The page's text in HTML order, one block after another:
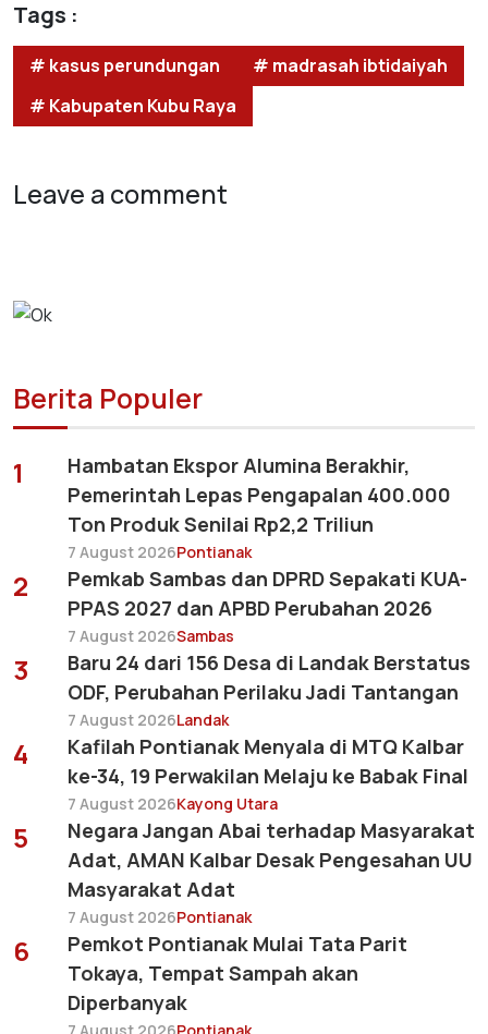
Tags :
# kasus perundungan
# madrasah ibtidaiyah
# Kabupaten Kubu Raya
Leave a comment
Berita Populer
1
Hambatan Ekspor Alumina Berakhir,
Pemerintah Lepas Pengapalan 400.000
Ton Produk Senilai Rp2,2 Triliun
7 August 2026Pontianak
2
Pemkab Sambas dan DPRD Sepakati KUA-
PPAS 2027 dan APBD Perubahan 2026
7 August 2026Sambas
3
Baru 24 dari 156 Desa di Landak Berstatus
ODF, Perubahan Perilaku Jadi Tantangan
7 August 2026Landak
4
Kafilah Pontianak Menyala di MTQ Kalbar
ke-34, 19 Perwakilan Melaju ke Babak Final
7 August 2026Kayong Utara
5
Negara Jangan Abai terhadap Masyarakat
Adat, AMAN Kalbar Desak Pengesahan UU
Masyarakat Adat
7 August 2026Pontianak
6
Pemkot Pontianak Mulai Tata Parit
Tokaya, Tempat Sampah akan
Diperbanyak